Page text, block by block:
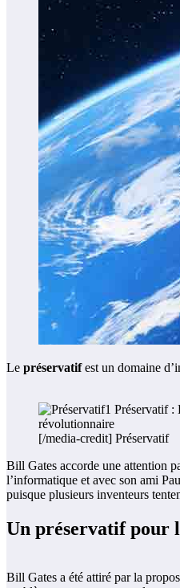
Le préservatifest un domaine
[/media-credit] Préservatif
Bill Gates accorde une attention
l’informatique et avec son ami
puisque plusieurs inventeurs
Un préservatif pour
Bill Gates a été attiré par la